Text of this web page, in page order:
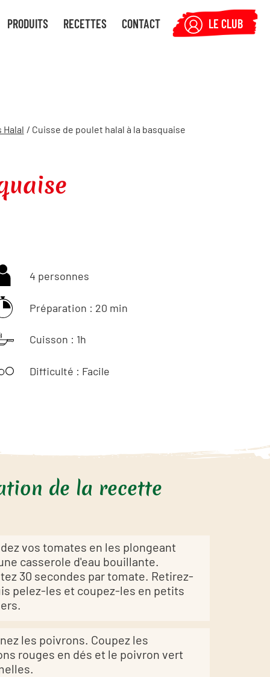
PRODUITS RECETTES CONTACT LE CLUB
/ Cuisse de poulet halal à la basquaise
4 personnes
Préparation : 20 min
Cuisson : 1h
Difficulté : Facile
de la recette
vos tomates en les plongeant
casserole d'eau bouillante.
30 secondes par tomate. Retirez-
pelez-les et coupez-les en petits
les poivrons. Coupez les
rouges en dés et le poivron vert